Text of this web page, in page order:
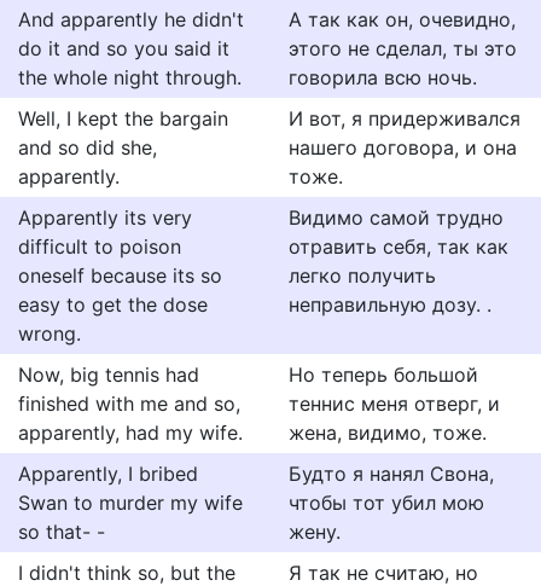
And apparently he didn't
do it and so you said it
the whole night through.
А так как он, очевидно,
этого не сделал, ты это
говорила всю ночь.
Well, I kept the bargain
and so did she,
apparently.
И вот, я придерживался
нашего договора, и она
тоже.
Apparently its very
difficult to poison
oneself because its so
easy to get the dose
wrong.
Видимо самой трудно
отравить себя, так как
легко получить
неправильную дозу. .
Now, big tennis had
finished with me and so,
apparently, had my wife.
Но теперь большой
теннис меня отверг, и
жена, видимо, тоже.
Apparently, I bribed
Swan to murder my wife
so that- -
Будто я нанял Свона,
чтобы тот убил мою
жену.
I didn't think so, but the
Я так не считаю, но